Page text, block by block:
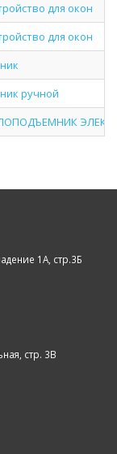
для окон
для окон
ручной
1А, стр.3Б
стр. 3В